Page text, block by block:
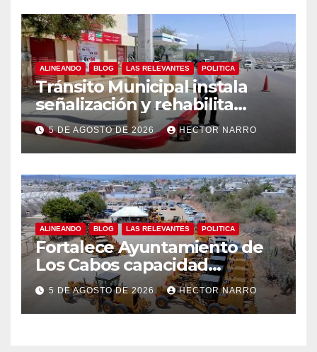
ALINEANDO BLOG LAS RELEVANTES POLITICA
Tránsito Municipal instala
señalización y rehabilita
cruces peatonales en Los
Cabos
5 DE AGOSTO DE 2026 HECTOR NARRO
ALINEANDO BLOG LAS RELEVANTES POLITICA
Fortalece Ayuntamiento de
Los Cabos capacidad
operativa de Servicios
Públicos con recursos del
FISAM
5 DE AGOSTO DE 2026 HECTOR NARRO